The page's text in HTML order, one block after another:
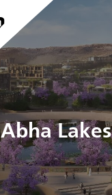
Abha Lakes